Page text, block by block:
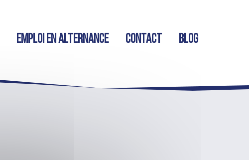
Emploi en alternance Contact Blog